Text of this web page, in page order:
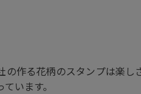
作る花柄のスタンプは楽し
います。